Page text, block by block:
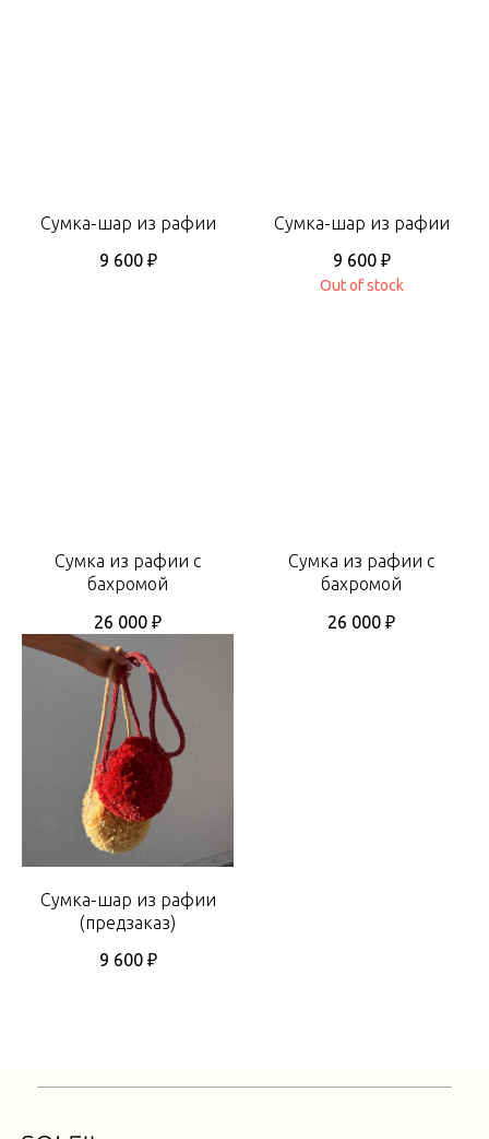
Сумка-шар из рафии
9 600 ₽
Сумка-шар из рафии
9 600 ₽
Out of stock
Сумка из рафии с
бахромой
26 000 ₽
Сумка из рафии с
бахромой
26 000 ₽
Сумка-шар из рафии
(предзаказ)
9 600 ₽